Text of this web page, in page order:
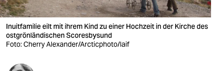
verlag
veranstaltungen
shop
fragen & hilfe
Inuitfamilie eilt mit ihrem Kind zu einer Hochzeit in der Kirche des
ostgrönländischen Scoresbysund
Foto: Cherry Alexander/Arcticphoto/laif